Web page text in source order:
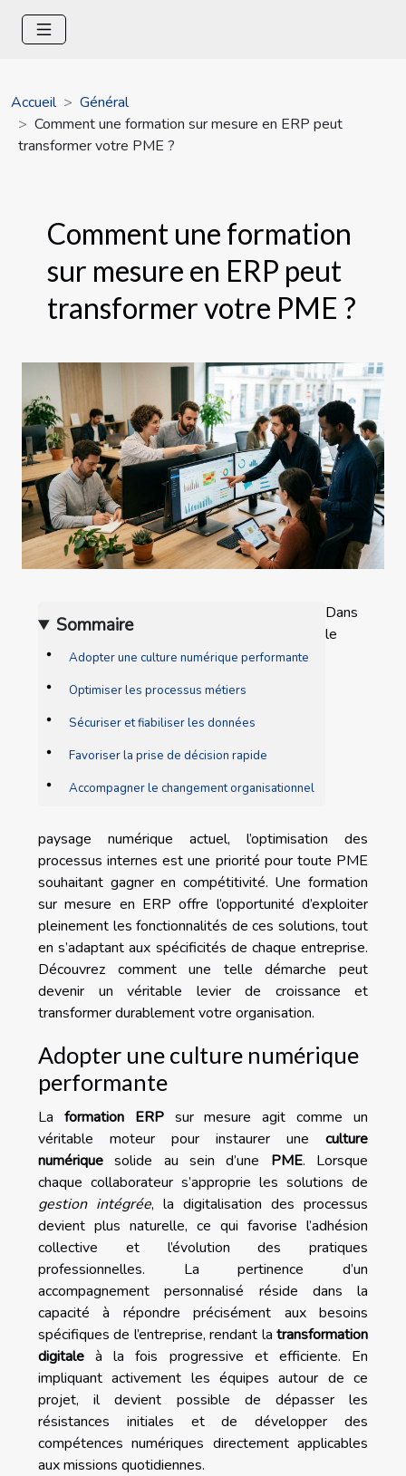
Accueil
Général
Comment une formation sur mesure en ERP peut
transformer votre PME ?
Comment une formation
sur mesure en ERP peut
transformer votre PME ?
Sommaire
Adopter une culture numérique performante
Optimiser les processus métiers
Sécuriser et fiabiliser les données
Favoriser la prise de décision rapide
Accompagner le changement organisationnel
Dans
le
paysage numérique actuel, l’optimisation des
processus internes est une priorité pour toute PME
souhaitant gagner en compétitivité. Une formation
sur mesure en ERP offre l’opportunité d’exploiter
pleinement les fonctionnalités de ces solutions, tout
en s’adaptant aux spécificités de chaque entreprise.
Découvrez comment une telle démarche peut
devenir un véritable levier de croissance et
transformer durablement votre organisation.
Adopter une culture numérique
performante
La formation ERPsur mesure agit comme un
véritable moteur pour instaurer une culture
numérique solide au sein d’une PME. Lorsque
chaque collaborateur s’approprie les solutions de
gestion intégrée, la digitalisation des processus
devient plus naturelle, ce qui favorise l’adhésion
collective et l’évolution des pratiques
professionnelles. La pertinence d’un
accompagnement personnalisé réside dans la
capacité à répondre précisément aux besoins
spécifiques de l’entreprise, rendant la transformation
digitale à la fois progressive et efficiente. En
impliquant activement les équipes autour de ce
projet, il devient possible de dépasser les
résistances initiales et de développer des
compétences numériques directement applicables
aux missions quotidiennes.